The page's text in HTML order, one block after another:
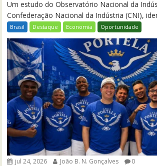
Um estudo do Observatório Nacional da
Confederação Nacional da Indústria (CNI),
Brasil Destaque Economia Oportunidade
jul 24, 2026 João B. N. Gonçalves 0